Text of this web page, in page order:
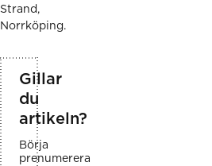
Strand,
Norrköping.
Gillar
du
artikeln?
Börja
prenumerera